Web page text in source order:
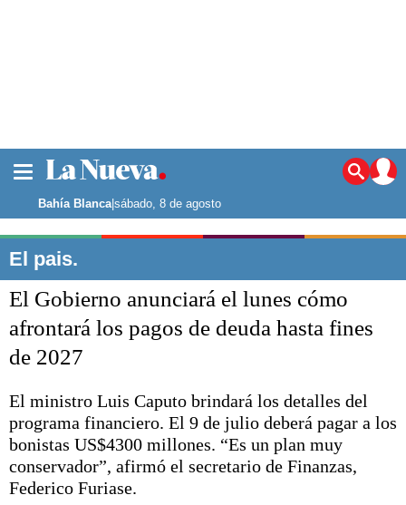
Noticias
La ciudad
Punta Alta
El mundo
Seguridad
Liga del Sur
Básquetbol
Fútbol
Federal A
Arte y cultura
Bahía Blanca|sábado, 8 de agosto
El pais.
El Gobierno anunciará el lunes cómo
afrontará los pagos de deuda hasta fines
de 2027
El ministro Luis Caputo brindará los detalles del
programa financiero. El 9 de julio deberá pagar a los
bonistas US$4300 millones. “Es un plan muy
conservador”, afirmó el secretario de Finanzas,
Federico Furiase.